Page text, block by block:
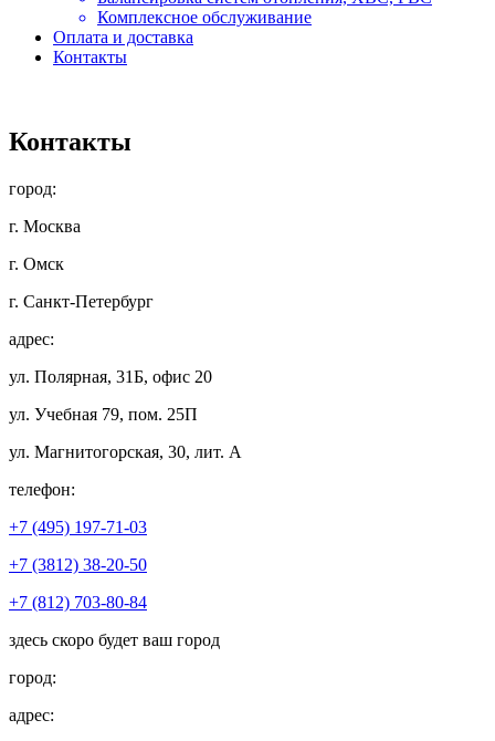
Комплексное обслуживание
Оплата и доставка
Контакты
Контакты
город:
г. Москва
г. Омск
г. Санкт-Петербург
адрес:
ул. Полярная, 31Б, офис 20
ул. Учебная 79, пом. 25П
ул. Магнитогорская, 30, лит. А
телефон:
+7 (495) 197-71-03
+7 (3812) 38-20-50
+7 (812) 703-80-84
здесь скоро будет ваш город
город:
адрес: